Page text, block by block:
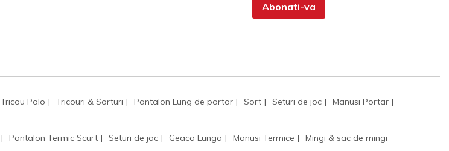
Abonati-va
Tricou Polo Tricouri & Sorturi Pantalon Lung de portar Sort Seturi de joc
Manusi Portar
Pantalon Termic Scurt Seturi de joc Geaca Lunga Manusi Termice Mingi & sac de mingi